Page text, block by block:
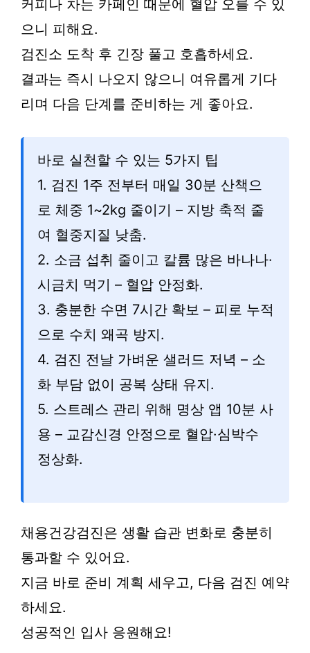
커피나 차는 카페인 때문에 혈압 오를 수 있
으니 피해요.
검진소 도착 후 긴장 풀고 호흡하세요.
결과는 즉시 나오지 않으니 여유롭게 기다
리며 다음 단계를 준비하는 게 좋아요.
바로 실천할 수 있는 5가지 팁
1. 검진 1주 전부터 매일 30분 산책으
로 체중 1~2kg 줄이기 – 지방 축적 줄
여 혈중지질 낮춤.
2. 소금 섭취 줄이고 칼륨 많은 바나나·
시금치 먹기 – 혈압 안정화.
3. 충분한 수면 7시간 확보 – 피로 누적
으로 수치 왜곡 방지.
4. 검진 전날 가벼운 샐러드 저녁 – 소
화 부담 없이 공복 상태 유지.
5. 스트레스 관리 위해 명상 앱 10분 사
용 – 교감신경 안정으로 혈압·심박수
정상화.
채용건강검진은 생활 습관 변화로 충분히
통과할 수 있어요.
지금 바로 준비 계획 세우고, 다음 검진 예약
하세요.
성공적인 입사 응원해요!